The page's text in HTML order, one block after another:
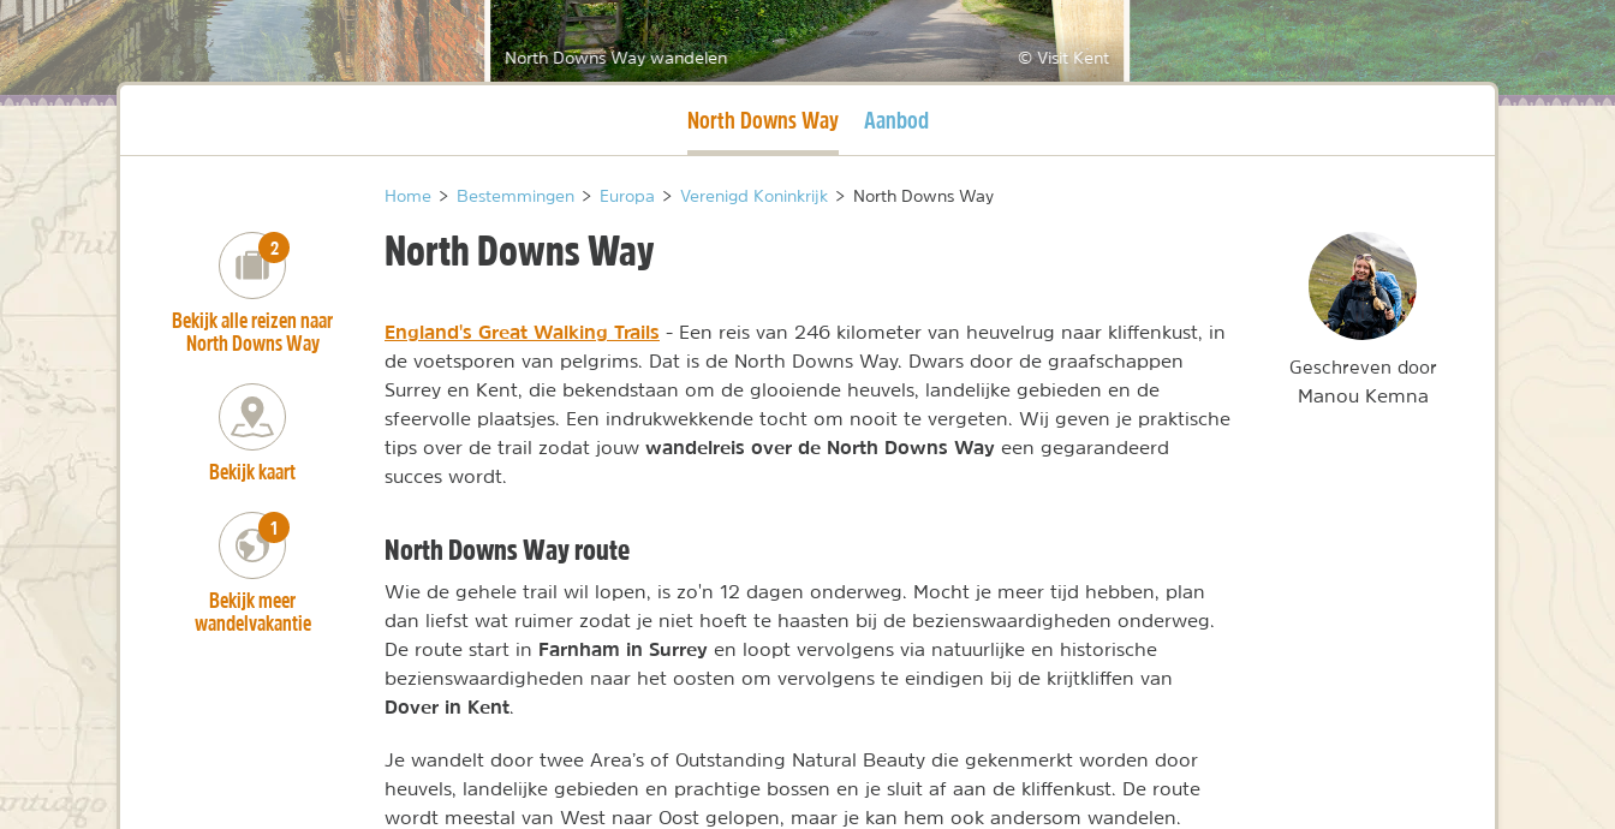
North Downs Way wandelen © Visit Kent
Huidige pagina
North Downs Way Aanbod
Home > Bestemmingen > Europa > Verenigd Koninkrijk > North Downs Way
North Downs Way
England's Great Walking Trails - Een reis van 246 kilometer van heuvelrug naar kliffenkust, in
de voetsporen van pelgrims. Dat is de North Downs Way. Dwars door de graafschappen
Surrey en Kent, die bekendstaan om de glooiende heuvels, landelijke gebieden en de
sfeervolle plaatsjes. Een indrukwekkende tocht om nooit te vergeten. Wij geven je praktische
tips over de trail zodat jouw wandelreis over de North Downs Way een gegarandeerd
succes wordt.
North Downs Way route
Wie de gehele trail wil lopen, is zo'n 12 dagen onderweg. Mocht je meer tijd hebben, plan
dan liefst wat ruimer zodat je niet hoeft te haasten bij de bezienswaardigheden onderweg.
De route start in Farnham in Surrey en loopt vervolgens via natuurlijke en historische
bezienswaardigheden naar het oosten om vervolgens te eindigen bij de krijtkliffen van
Dover in Kent.
Je wandelt door twee Area’s of Outstanding Natural Beauty die gekenmerkt worden door
heuvels, landelijke gebieden en prachtige bossen en je sluit af aan de kliffenkust. De route
wordt meestal van West naar Oost gelopen, maar je kan hem ook andersom wandelen.
number_of_trips:
2
Bekijk alle reizen naar
North Downs Way
Bekijk kaart
number_of_trips:
1
Bekijk meer
wandelvakantie
Geschreven door
Manou Kemna